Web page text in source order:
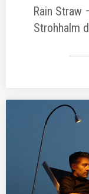
Rain Straw
Strohhalm